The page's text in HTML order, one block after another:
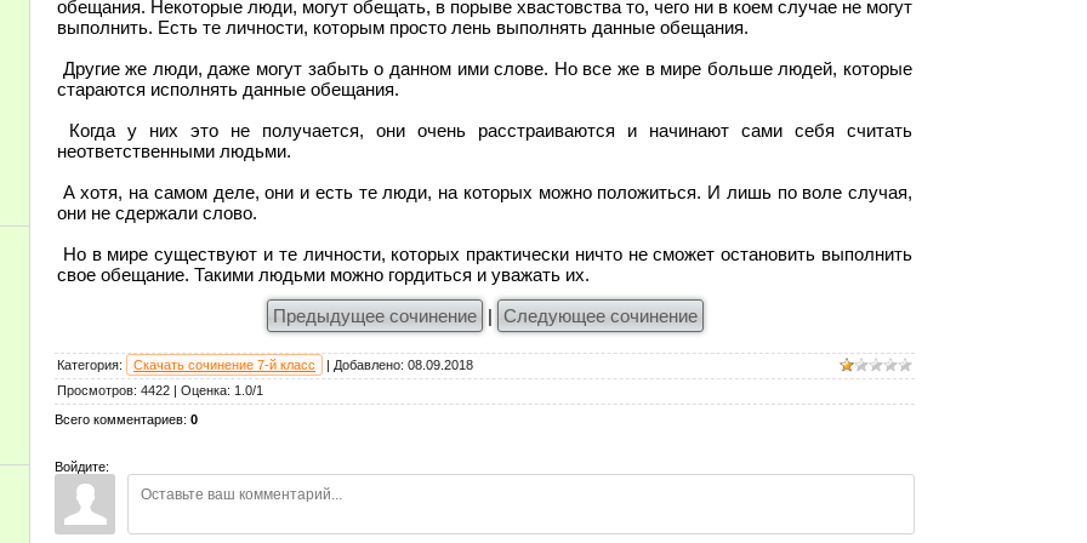
обещания. Некоторые люди, могут обещать, в порыве хвастовства то, чего ни в коем случае не могут
выполнить. Есть те личности, которым просто лень выполнять данные обещания.
Другие же люди, даже могут забыть о данном ими слове. Но все же в мире больше людей, которые
стараются исполнять данные обещания.
Когда у них это не получается, они очень расстраиваются и начинают сами себя считать
неответственными людьми.
А хотя, на самом деле, они и есть те люди, на которых можно положиться. И лишь по воле случая,
они не сдержали слово.
Но в мире существуют и те личности, которых практически ничто не сможет остановить выполнить
свое обещание. Такими людьми можно гордиться и уважать их.
Предыдущее сочинение
| Следующее сочинение
Категория: Скачать сочинение 7-й класс Добавлено: 08.09.2018
Просмотров: 4422 Оценка: 1.0/1
Всего комментариев: 0
Войдите: